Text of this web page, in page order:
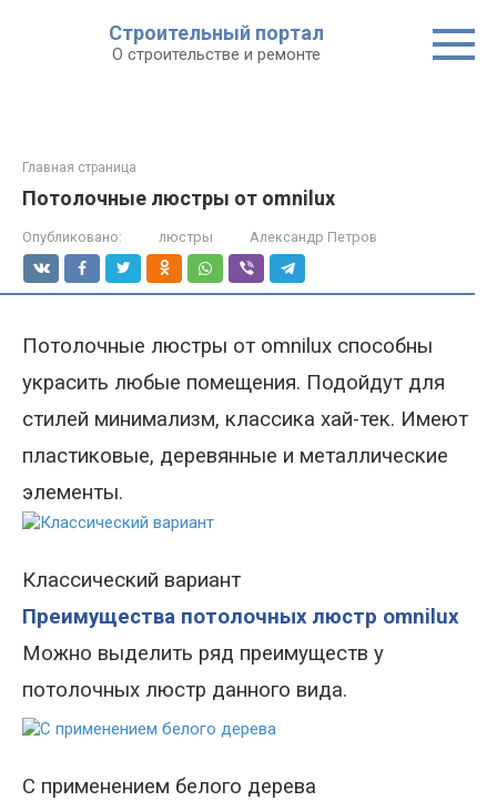
Строительный портал
О строительстве и ремонте
Главная страница
Потолочные люстры от omnilux
Опубликовано: люстры Александр Петров
Потолочные люстры от omnilux способны
украсить любые помещения. Подойдут для
стилей минимализм, классика хай-тек. Имеют
пластиковые, деревянные и металлические
элементы.
Классический вариант
Преимущества потолочных люстр omnilux
Можно выделить ряд преимуществ у
потолочных люстр данного вида.
С применением белого дерева